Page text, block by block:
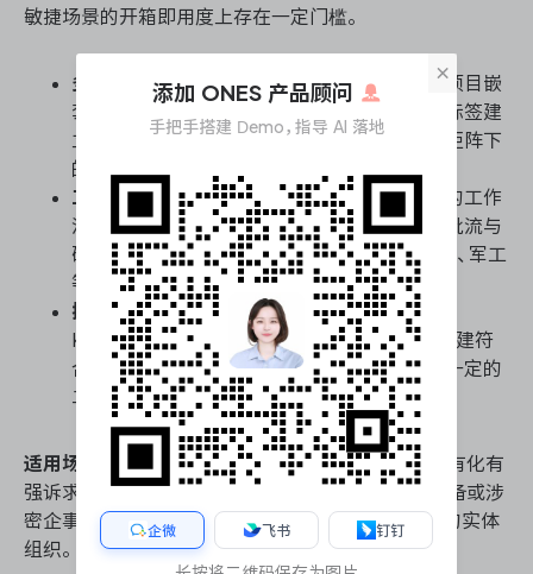
敏捷场景的开箱即用度上存在一定门槛。
多项目协同与跨团队追踪： 支持无限层级的子项目嵌
套与跨项目问题关联，企业可通过自定义追踪标签建
立需求与缺陷的双向追溯链路，实现复杂产品矩阵下
的全局进度可视化。
工作流引擎与权限细粒度管控：提供基于角色的工作
流定制能力，能够精准映射本土企业复杂的审批流与
研发流转规范，配合字段级权限控制，满足金融、军工
等强合规行业的研发效能管控要求。
插件生态驱动的敏捷落地：
原生支持Scrum与
Kanban的扩展插件，团队可基于自托管环境搭建符
合本土敏捷节奏的看板与冲刺报表，但需投入一定的
二次开发成本以贴合国内研发管理习惯。
适用场景：
适用于具备一定技术运维能力、对数据私有化有
强诉求的中大型研发团队，尤其是硬件制造、医疗设备或涉
密企事业单位等需要将项目管理系统完全内网部署的实体
组织。
×
添加 ONES 产品顾问
手把手搭建 Demo，指导 AI 落地
企微 飞书 钉钉